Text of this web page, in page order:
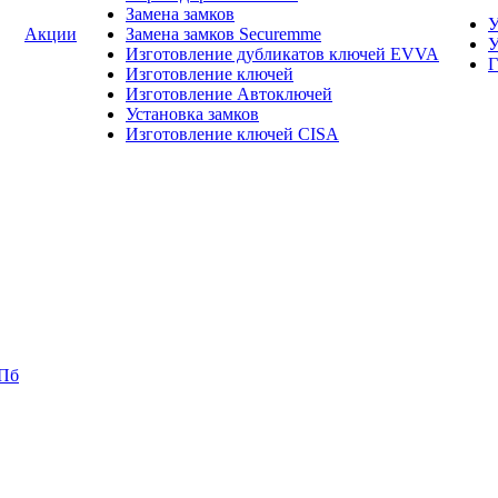
Акции
Замена замков
Замена замков Securemme
Изготовление дубликатов ключей EVVA
Изготовление ключей
Изготовление Автоключей
Установка замков
Изготовление ключей CISA